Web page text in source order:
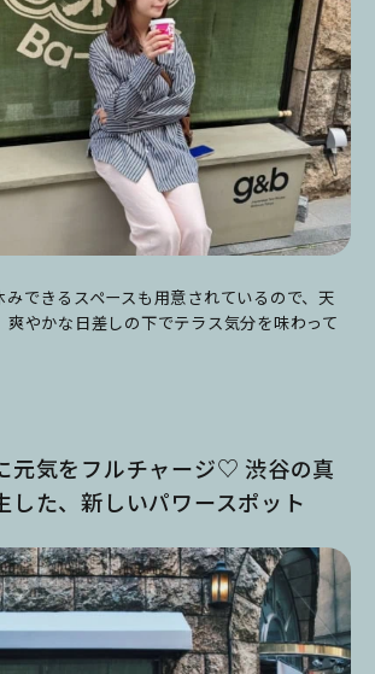
できるスペースも用意されているので、天
爽やかな日差しの下でテラス気分を味わって
元気をフルチャージ♡ 渋谷の真
した、新しいパワースポット